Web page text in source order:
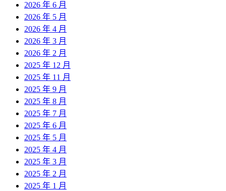
2026 年 6 月
2026 年 5 月
2026 年 4 月
2026 年 3 月
2026 年 2 月
2025 年 12 月
2025 年 11 月
2025 年 9 月
2025 年 8 月
2025 年 7 月
2025 年 6 月
2025 年 5 月
2025 年 4 月
2025 年 3 月
2025 年 2 月
2025 年 1 月